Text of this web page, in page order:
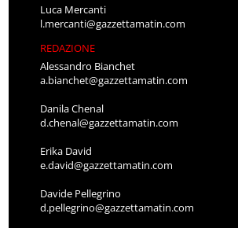
Luca Mercanti
l.mercanti@gazzettamatin.com
REDAZIONE
Alessandro Bianchet
a.bianchet@gazzettamatin.com
Danila Chenal
d.chenal@gazzettamatin.com
Erika David
e.david@gazzettamatin.com
Davide Pellegrino
d.pellegrino@gazzettamatin.com